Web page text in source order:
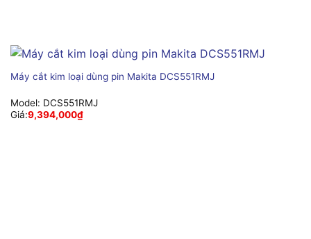
Máy cắt kim loại dùng pin Makita DCS551RMJ
Model: DCS551RMJ
Giá:9,394,000₫